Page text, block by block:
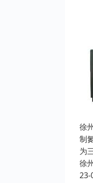
徐
制
为
徐
23-